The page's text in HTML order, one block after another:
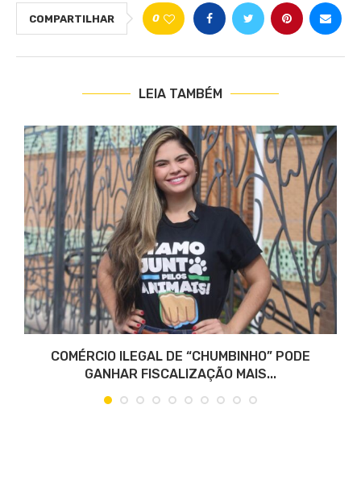
COMPARTILHAR 0
LEIA TAMBÉM
COMÉRCIO ILEGAL DE “CHUMBINHO” PODE
GANHAR FISCALIZAÇÃO MAIS...